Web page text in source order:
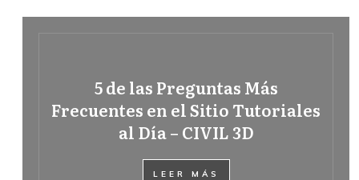
5 de las Preguntas Más
Frecuentes en el Sitio Tutoriales
al Día – CIVIL 3D
LEER MÁS